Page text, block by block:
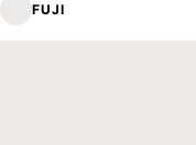
FUJI